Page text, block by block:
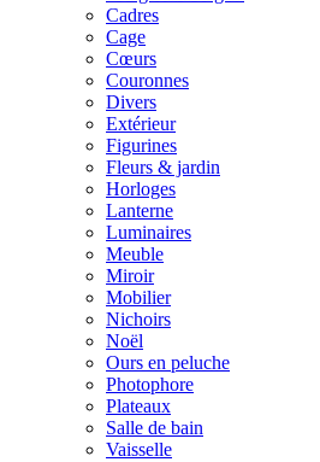
Cadres
Cage
Cœurs
Couronnes
Divers
Extérieur
Figurines
Fleurs & jardin
Horloges
Lanterne
Luminaires
Meuble
Miroir
Mobilier
Nichoirs
Noël
Ours en peluche
Photophore
Plateaux
Salle de bain
Vaisselle